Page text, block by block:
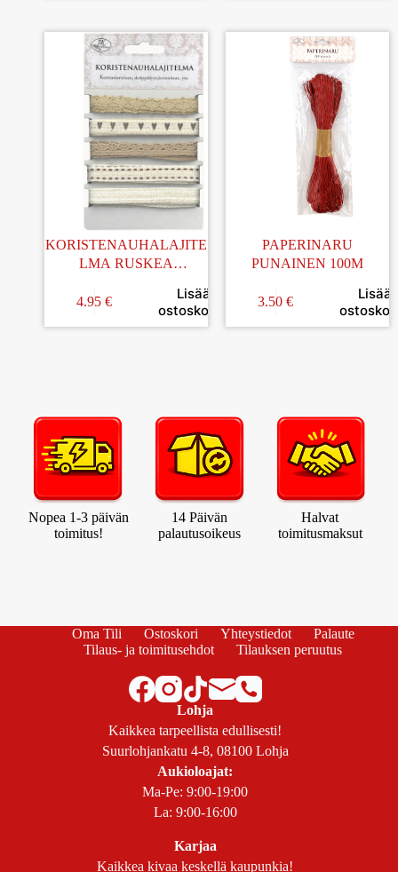
KORISTENAUHALAJITE
LMA RUSKEA
4.95 €
Lisää
ostoskoriin
PAPERINARU
PUNAINEN 100M
3.50 €
Lisää
Nopea 1-3 päivän
toimitus!
14 Päivän
palautusoikeus
Halvat
toimitusmaksut
Oma Tili Ostoskori Yhteystiedot
Palaute
Tilaus- ja toimitusehdot
Tilauksen peruutus
Lohja
Kaikkea tarpeellista edullisesti!
Suurlohjankatu 4-8, 08100 Lohja
Aukioloajat:
Ma-Pe: 9:00-19:00
La: 9:00-16:00
Karjaa
Kaikkea kivaa keskellä kaupunkia!